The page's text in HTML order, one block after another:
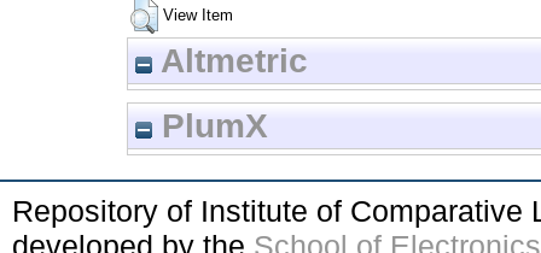
View Item
Altmetric
PlumX
Repository of Institute of
developed by the School of